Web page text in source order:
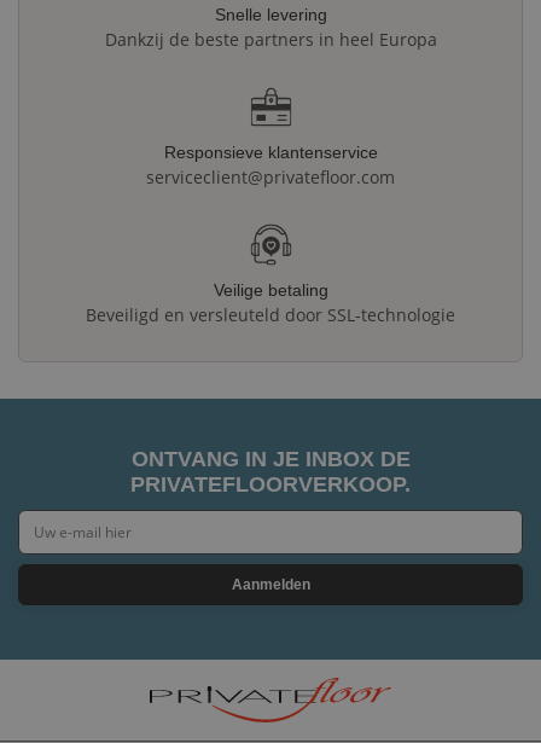
Snelle levering
Dankzij de beste partners in heel Europa
Responsieve klantenservice
serviceclient@privatefloor.com
Veilige betaling
Beveiligd en versleuteld door SSL-technologie
ONTVANG IN JE INBOX DE
PRIVATEFLOORVERKOOP.
Aanmelden